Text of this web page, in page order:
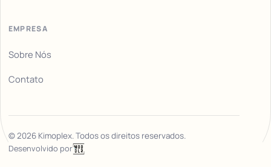
EMPRESA
Sobre Nós
Contato
©2026Kimoplex. Todos os direitos reservados.
Desenvolvido por